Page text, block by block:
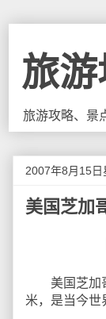
旅
旅游攻略、景
2007年8月15日
美国芝加
美国芝加哥
米，是当今世